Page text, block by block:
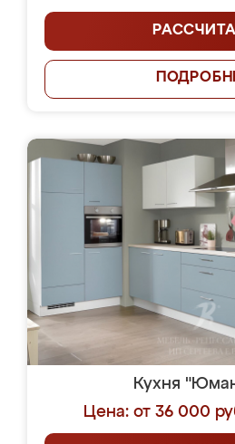
Кухня
Цена: от 36 000